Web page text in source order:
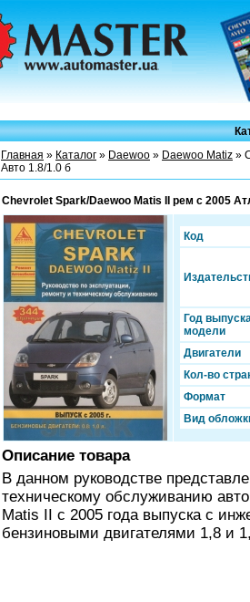
Главная » Каталог » Daewoo » Daewoo Matiz »
Авто 1.8/1.0 б
Chevrolet Spark/Daewoo Matis II рем c 2005
Код
Год
модели
Двигатели
Кол-во
Формат
Вид
Описание товара
В данном руководстве
техническому обслуживанию
Matis II с 2005 года выпуска с
бензиновыми двигателями 1,8 и